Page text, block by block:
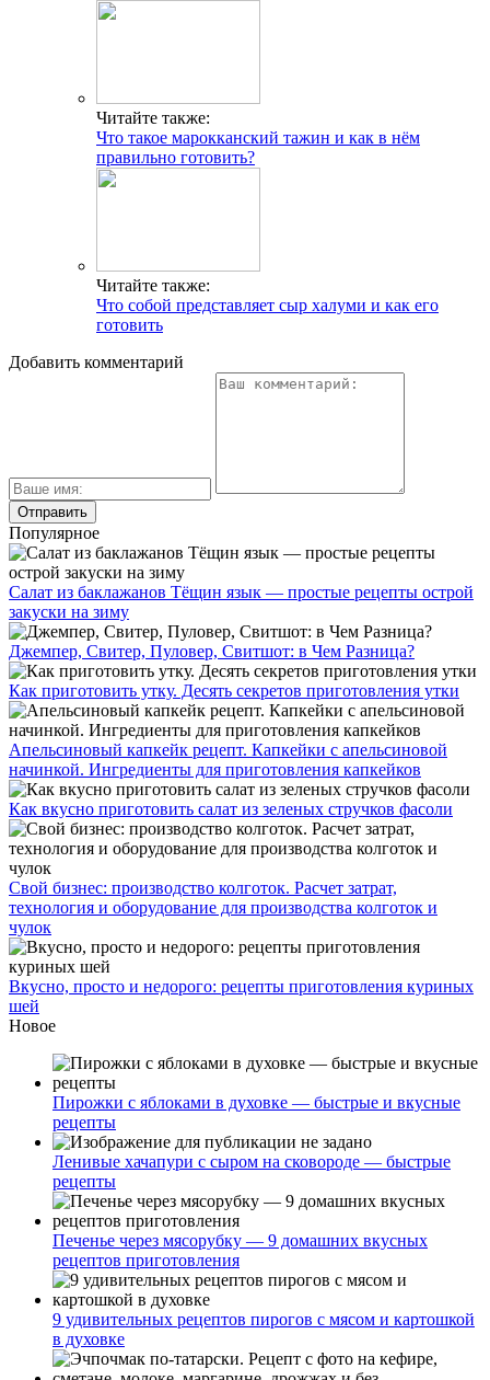
Читайте также:
Что такое марокканский тажин и как в нём
правильно готовить?
Читайте также:
Что собой представляет сыр халуми и как его
готовить
Добавить комментарий
Популярное
Салат из баклажанов Тёщин язык — простые рецепты острой
закуски на зиму
Джемпер, Свитер, Пуловер, Свитшот: в Чем Разница?
Как приготовить утку. Десять секретов приготовления утки
Апельсиновый капкейк рецепт. Капкейки с апельсиновой
начинкой. Ингредиенты для приготовления капкейков
Как вкусно приготовить салат из зеленых стручков фасоли
Свой бизнес: производство колготок. Расчет затрат,
технология и оборудование для производства колготок и
чулок
Вкусно, просто и недорого: рецепты приготовления куриных
шей
Новое
Пирожки с яблоками в духовке — быстрые и вкусные
рецепты
Ленивые хачапури с сыром на сковороде — быстрые
рецепты
Печенье через мясорубку — 9 домашних вкусных
рецептов приготовления
9 удивительных рецептов пирогов с мясом и картошкой
в духовке